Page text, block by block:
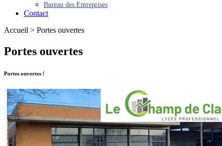
Bureau des Entreprises
Contact
Accueil > Portes ouvertes
Portes ouvertes
Portes ouvertes !